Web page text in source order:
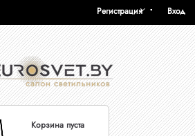
Вход
Регистрация
Корзина пуста